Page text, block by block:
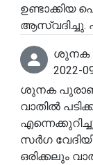
ഉണ്ടാക്കിയ
ആസ്വദിച്ചു.
ശുനക
2022-
ശുനക
വാതിൽ
സർഗ
ഒരിക്കലും